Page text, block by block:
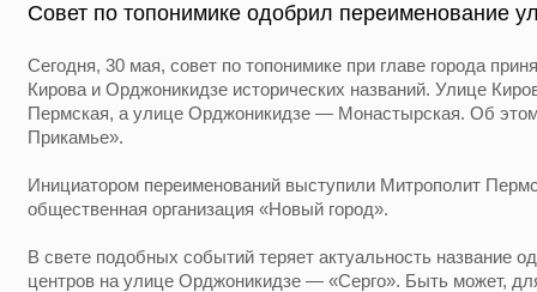
Совет по топонимике одобрил переименование
Сегодня, 30 мая, совет по топонимике при главе города
Кирова и Орджоникидзе исторических названий. Улице
Пермская, а улице Орджоникидзе — Монастырская. Об
Прикамье».
Инициатором переименований выступили Митрополит
общественная организация «Новый город».
В свете подобных событий теряет актуальность название
центров на улице Орджоникидзе — «Серго». Быть может,